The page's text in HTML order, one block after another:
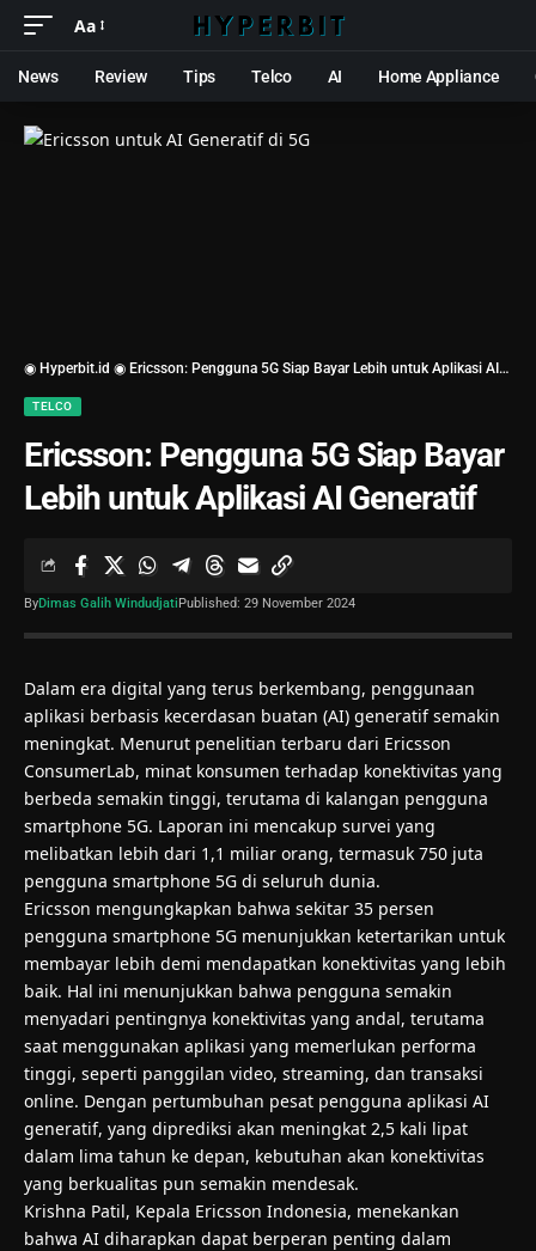
Aa
News Review Tips Telco AI Home Appliance
◉ Hyperbit.id ◉ Ericsson: Pengguna 5G Siap Bayar Lebih untuk Aplikasi AI Generatif
TELCO
Ericsson: Pengguna 5G Siap Bayar
Lebih untuk Aplikasi AI Generatif
ByDimas Galih WindudjatiPublished: 29 November 2024
Dalam era digital yang terus berkembang, penggunaan
aplikasi berbasis kecerdasan buatan (AI) generatif semakin
meningkat. Menurut penelitian terbaru dari Ericsson
ConsumerLab, minat konsumen terhadap konektivitas yang
berbeda semakin tinggi, terutama di kalangan pengguna
smartphone 5G. Laporan ini mencakup survei yang
melibatkan lebih dari 1,1 miliar orang, termasuk 750 juta
pengguna smartphone 5G di seluruh dunia.
Ericsson mengungkapkan bahwa sekitar 35 persen
pengguna smartphone 5G menunjukkan ketertarikan untuk
membayar lebih demi mendapatkan konektivitas yang lebih
baik. Hal ini menunjukkan bahwa pengguna semakin
menyadari pentingnya konektivitas yang andal, terutama
saat menggunakan aplikasi yang memerlukan performa
tinggi, seperti panggilan video, streaming, dan transaksi
online. Dengan pertumbuhan pesat pengguna aplikasi AI
generatif, yang diprediksi akan meningkat 2,5 kali lipat
dalam lima tahun ke depan, kebutuhan akan konektivitas
yang berkualitas pun semakin mendesak.
Krishna Patil, Kepala Ericsson Indonesia, menekankan
bahwa AI diharapkan dapat berperan penting dalam